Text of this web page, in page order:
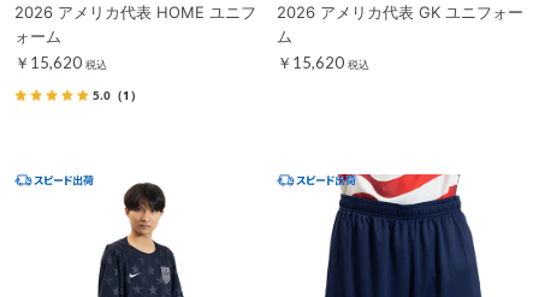
2026 アメリカ代表 HOME ユニフ
ォーム
￥15,620 税込
5.0 （1）
2026 アメリカ代表 GK ユニフォー
ム
￥15,620 税込